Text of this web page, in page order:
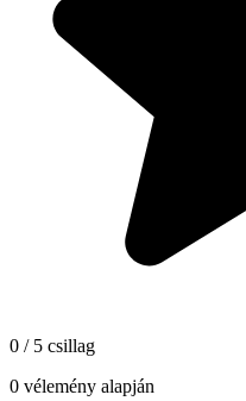
0 / 5 csillag
0 vélemény alapján